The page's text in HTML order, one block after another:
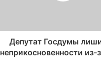
Депутат Госдумы
неприкосновенности из-